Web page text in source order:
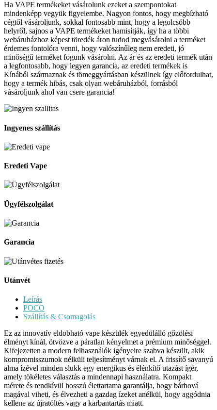
Ha VAPE termékeket vásárolunk ezeket a szempontokat
mindenképp vegyük figyelembe. Nagyon fontos, hogy megbízható
cégtől vásároljunk, sokkal fontosabb mint, hogy a legolcsóbb
helyről, sajnos a VAPE termékeket hamisítják, így ha a többi
webáruházhoz képest töredék áron tudod megvásárolni a terméket
érdemes fontolóra venni, hogy valószínűleg nem eredeti, jó
minőségű terméket fogunk vásárolni. Az ár és az eredeti termék után
a legfontosabb, hogy legyen garancia, az eredeti termékek is
Kínából származnak és tömeggyártásban készülnek így előfordulhat,
hogy a termék hibás, csak olyan webáruházból, forrásból
vásároljunk ahol van csere garancia!
Ingyenes szállítás
Eredeti Vape
Ügyfélszolgálat
Garancia
Utánvét
Leírás
POCO
Szállítás & Csomagolás
Ez az innovatív eldobható vape készülék egyedülálló gőzölési
élményt kínál, ötvözve a páratlan kényelmet a prémium minőséggel.
Kifejezetten a modern felhasználók igényeire szabva készült, akik
kompromisszumok nélküli teljesítményt várnak el. A frissítő savanyú
alma ízével minden slukk egy energikus és élénkítő utazást ígér,
amely tökéletes választás a mindennapi használatra. Kompakt
mérete és rendkívül hosszú élettartama garantálja, hogy bárhová
magával viheti, és élvezheti a gazdag ízeket anélkül, hogy aggódnia
kellene az újratöltés vagy a karbantartás miatt.